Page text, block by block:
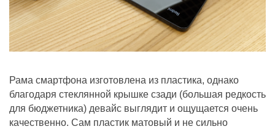
Рама смартфона изготовлена из пластика, однако
благодаря стеклянной крышке сзади (большая редкость
для бюджетника) девайс выглядит и ощущается очень
качественно. Сам пластик матовый и не сильно